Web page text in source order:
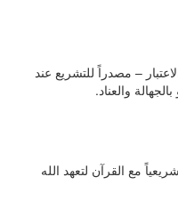
– مصدراً للتشريع عند
والعناد.
مع القرآن لتعهد الله